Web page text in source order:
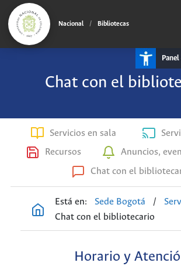
Nacional / Bibliotecas
Chat con el
Servicios en sala
Recursos
Anuncios,
Chat con el
Está en: Sede Bogotá /
Chat con el bibliotecario
Horario y